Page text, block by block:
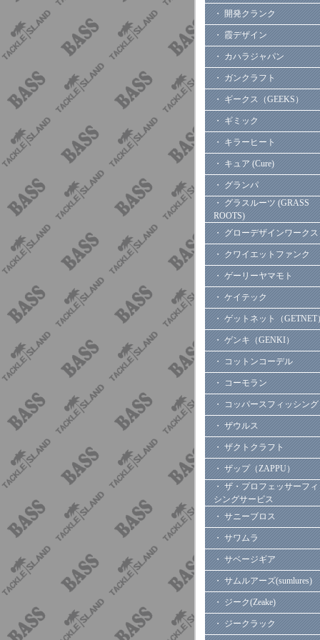
・ 開発クランク
・ 霞デザイン
・ カハラジャパン
・ ガンクラフト
・ ギークス（GEEKS）
・ ギミック
・ キラーヒート
・ キュア (Cure)
・ グランパ
・ グラスルーツ (GRASS
ROOTS)
・ グローデザインワークス
・ クワイエットファンク
・ ゲーリーヤマモト
・ ケイテック
・ ゲットネット（GETNET
・ ゲンキ（GENKI）
・ コットンコーデル
・ コーモラン
・ コッパースフィッシング
・ ザウルス
・ ザクトクラフト
・ ザップ（ZAPPU）
・ ザ・プロフェッサーフ
シングサービス
・ サニーブロス
・ サワムラ
・ サベージギア
・ サムルアーズ(sumlures)
・ ジーク(Zeake)
・ ジークラック